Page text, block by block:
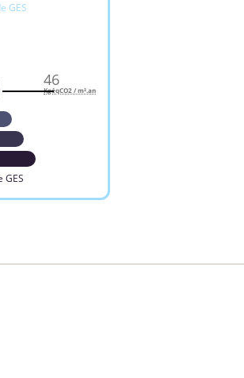
GES
GES
46
KgéqCO2 / m².an